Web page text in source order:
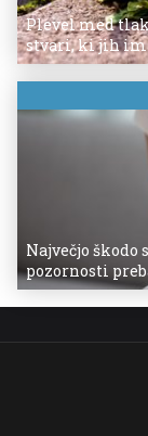
Plevel med
stvari, ki jih
Največjo škodo
pozornosti